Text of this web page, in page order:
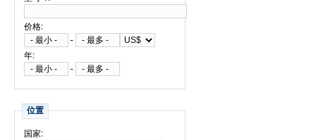
价格:
-
年:
-
位置
国家: